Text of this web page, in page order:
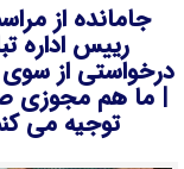
جامانده از
رییس اداره
درخواستی از
| ما هم مجوزی
توجیه می